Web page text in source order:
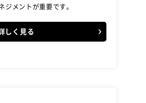
ジメントが重要です。
しく見る